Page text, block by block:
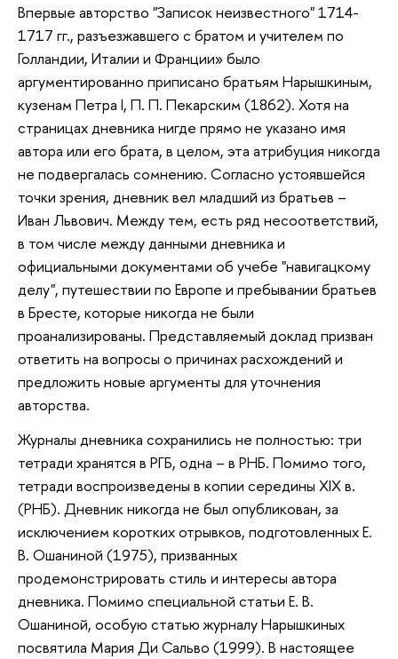
Впервые авторство "Записок неизвестного" 1714-
1717 гг., разъезжавшего с братом и учителем по
Голландии, Италии и Франции» было
аргументированно приписано братьям Нарышкиным,
кузенам Петра I, П. П. Пекарским (1862). Хотя на
страницах дневника нигде прямо не указано имя
автора или его брата, в целом, эта атрибуция никогда
не подвергалась сомнению. Согласно устоявшейся
точки зрения, дневник вел младший из братьев –
Иван Львович. Между тем, есть ряд несоответствий,
в том числе между данными дневника и
официальными документами об учебе "навигацкому
делу", путешествии по Европе и пребывании братьев
в Бресте, которые никогда не были
проанализированы. Представляемый доклад призван
ответить на вопросы о причинах расхождений и
предложить новые аргументы для уточнения
авторства.
Журналы дневника сохранились не полностью: три
тетради хранятся в РГБ, одна – в РНБ. Помимо того,
тетради воспроизведены в копии середины XIX в.
(РНБ). Дневник никогда не был опубликован, за
исключением коротких отрывков, подготовленных Е.
В. Ошаниной (1975), призванных
продемонстрировать стиль и интересы автора
дневника. Помимо специальной статьи Е. В.
Ошаниной, особую статью журналу Нарышкиных
посвятила Мария Ди Сальво (1999). В настоящее